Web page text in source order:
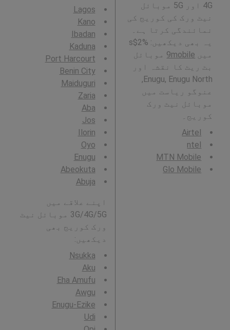
4G اور 5G موبائل
نیٹ ورک کی کوریج کی
نمائندگی کرتا ہے۔
یہ بھی دیکھیں: %2$s
میں 9mobile موبائل
بٹ ریٹ کا نقشہ اور
Enugu, Enugu North,
عنوگو ریاست میں
موبائل نیٹ ورک
کوریج۔
Airtel
ntel
MTN Mobile
Glo Mobile
Lagos
Kano
Ibadan
Kaduna
Port Harcourt
Benin City
Maiduguri
Zaria
Aba
Jos
Ilorin
Oyo
Enugu
Abeokuta
Abuja
اپنے علاقے میں
3G/4G/5G موبائل نیٹ
ورک کوریج بھی
دیکھیں:
Nsukka
Aku
Eha Amufu
Awgu
Enugu-Ezike
Udi